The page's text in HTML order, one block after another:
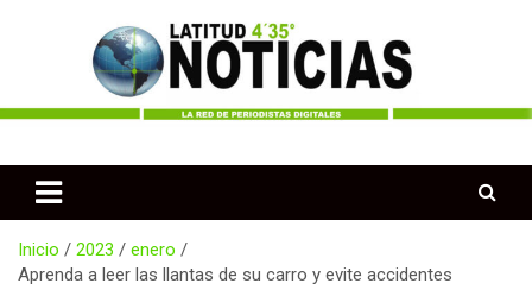
Latitud 435 Noticias
Inicio 2023
enero
Aprenda a leer las llantas de su carro y evite accidentes